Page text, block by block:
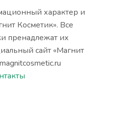
характер и
Косметик». Все
пренадлежат их
сайт «Магнит